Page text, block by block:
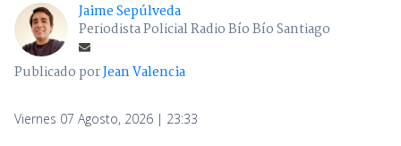
Jaime Sepúlveda
Periodista Policial Radio Bío Bío Santiago
Publicado porJean Valencia
Viernes 07 Agosto, 2026 | 23:33